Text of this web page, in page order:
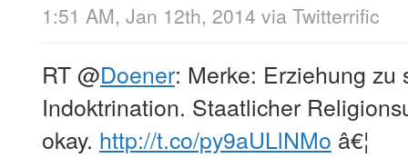
1:51 AM, Jan 12th, 2014 via Twitterrific
RT@Doener: Merke: Erziehung zu
Indoktrination. Staatlicher
okay. http://t.co/py9aULlNMo â€¦